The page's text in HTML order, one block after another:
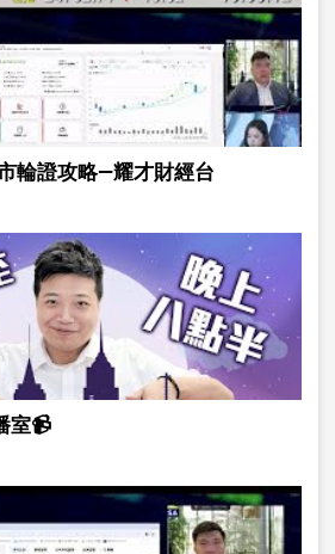
輪證攻略—耀才財經台
室📹